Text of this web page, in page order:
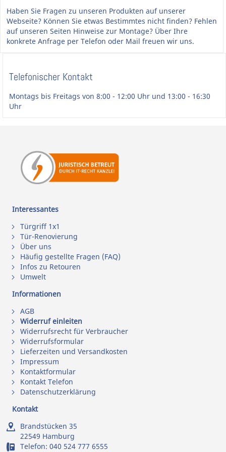
Haben Sie Fragen zu unseren Produkten auf unserer
Webseite? Können Sie etwas Bestimmtes nicht finden? Fehlen
auf unseren Seiten Hinweise zur Montage? Über Ihre
konkrete Anfrage per Telefon oder Mail freuen wir uns.
Telefonischer Kontakt
Montags bis Freitags von 8:00 - 12:00 Uhr und 13:00 - 16:30
Uhr
Interessantes
Türgriff 1x1
Tür-Renovierung
Über uns
Häufig gestellte Fragen (FAQ)
Infos zu Retouren
Umwelt
Informationen
AGB
Widerruf einleiten
Widerrufsrecht für Verbraucher
Widerrufsformular
Lieferzeiten und Versandkosten
Impressum
Kontaktformular
Kontakt Telefon
Datenschutzerklärung
Kontakt
Brandstücken 35
22549 Hamburg
Telefon: 040 524 777 6555